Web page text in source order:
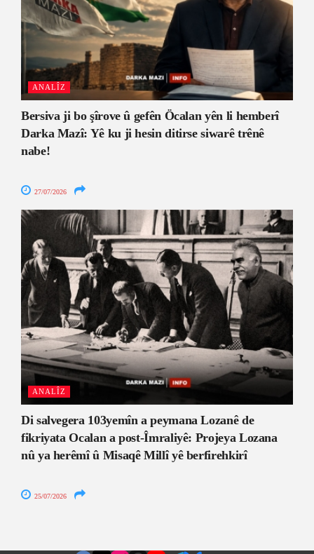
ANALÎZ
Bersiva ji bo şîrove û gefên Öcalan yên li hemberî
Darka Mazî: Yê ku ji hesin ditirse siwarê trênê
nabe!
27/07/2026
ANALÎZ
Di salvegera 103yemîn a peymana Lozanê de
fikriyata Ocalan a post-Îmraliyê: Projeya Lozana
nû ya herêmî û Misaqê Millî yê berfirehkirî
25/07/2026